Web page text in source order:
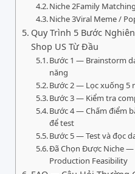
Niche 2Family
Niche 3Viral Meme /
Quy Trình 5 Bước
Shop US Từ Đầu
Bước 1 — Brainstorm
năng
Bước 2 — Lọc xuống 5
Bước 3 — Kiểm tra
Bước 4 — Chấm điểm
để test
Bước 5 — Test và đọc
Đã Chọn Được Niche —
Production Feasibility